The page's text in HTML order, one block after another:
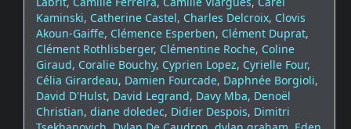
Kaminski, Catherine Castel, Charles Delcroix, Clovis
Akoun-Gaiffe, Clémence Esperben, Clément Duprat,
Clément Rothlisberger, Clémentine Roche, Coline
Giraud, Coralie Bouchy, Cyprien Lopez, Cyrielle Four,
Célia Girardeau, Damien Fourcade, Daphnée Borgioli,
David D'Hulst, David Legrand, Davy Mba, Denoël
Christian, diane doledec, Didier Despois, Dimitri